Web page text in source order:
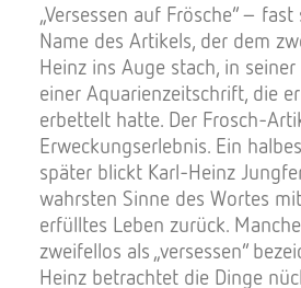
„Versessen auf Frösche“ –
Name des Artikels, der dem
Heinz ins Auge stach, in
einer Aquarienzeitschrift, die
erbettelt hatte. Der Frosch-
Erweckungserlebnis. Ein
später blickt Karl-Heinz
wahrsten Sinne des Wortes
erfülltes Leben zurück.
zweifellos als „versessen“
Heinz betrachtet die Dinge